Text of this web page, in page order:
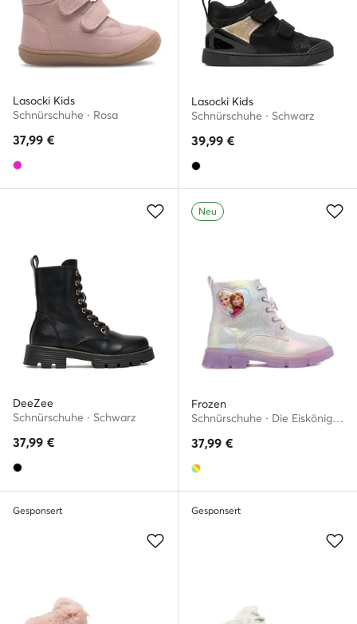
Lasocki Kids
Schnürschuhe · Rosa
37,99 €
Lasocki Kids
Schnürschuhe · Schwarz
39,99 €
DeeZee
Schnürschuhe · Schwarz
37,99 €
Neu
Frozen
Schnürschuhe · Die Eiskönigin – Völlig unverfroren · Bunt
37,99 €
Gesponsert Gesponsert